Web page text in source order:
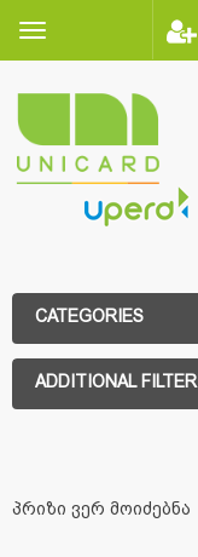
CATEGORIES
ADDITIONAL FILTER
პრიზი ვერ მოიძებნა